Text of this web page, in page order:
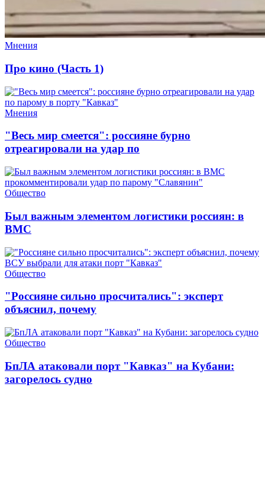
Мнения
Про кино (Часть 1)
Мнения
"Весь мир смеется": россияне бурно
отреагировали на удар по
Общество
Был важным элементом логистики россиян: в
ВМС
Общество
"Россияне сильно просчитались": эксперт
объяснил, почему
Общество
БпЛА атаковали порт "Кавказ" на Кубани:
загорелось судно